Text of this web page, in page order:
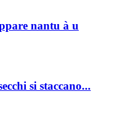
nantu à u
si staccano...